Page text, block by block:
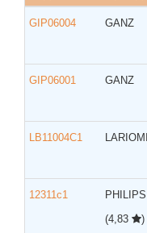
GIP06004 GANZ
GIP06001 GANZ
LB11004C1 LARIOMI
12311c1
PHILIPS
(4,83
)